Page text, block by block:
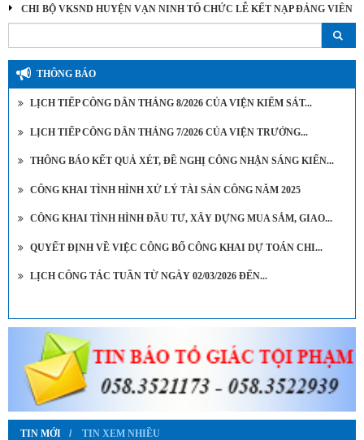
CHI BỘ VKSND HUYỆN VẠN NINH TỔ CHỨC LỄ KẾT NẠP ĐẢNG VIÊN
THÔNG BÁO
LỊCH TIẾP CÔNG DÂN THÁNG 8/2026 CỦA VIỆN KIỂM SÁT...
LỊCH TIẾP CÔNG DÂN THÁNG 7/2026 CỦA VIỆN TRƯỞNG...
THÔNG BÁO KẾT QUẢ XÉT, ĐỀ NGHỊ CÔNG NHẬN SÁNG KIẾN...
CÔNG KHAI TÌNH HÌNH XỬ LÝ TÀI SẢN CÔNG NĂM 2025
CÔNG KHAI TÌNH HÌNH ĐẦU TƯ, XÂY DỰNG MUA SẮM, GIAO...
QUYẾT ĐỊNH VỀ VIỆC CÔNG BỐ CÔNG KHAI DỰ TOÁN CHI...
LỊCH CÔNG TÁC TUẦN TỪ NGÀY 02/03/2026 ĐẾN...
TIN MỚI TIN XEM NHIỀU